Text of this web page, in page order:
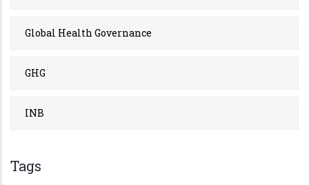
Global Health Governance
GHG
INB
Tags